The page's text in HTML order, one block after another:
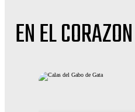
EN EL